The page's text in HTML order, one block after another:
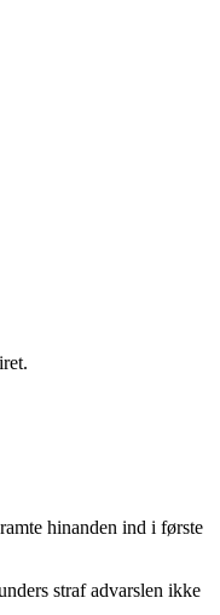
hinanden ind i første
straf advarslen ikke